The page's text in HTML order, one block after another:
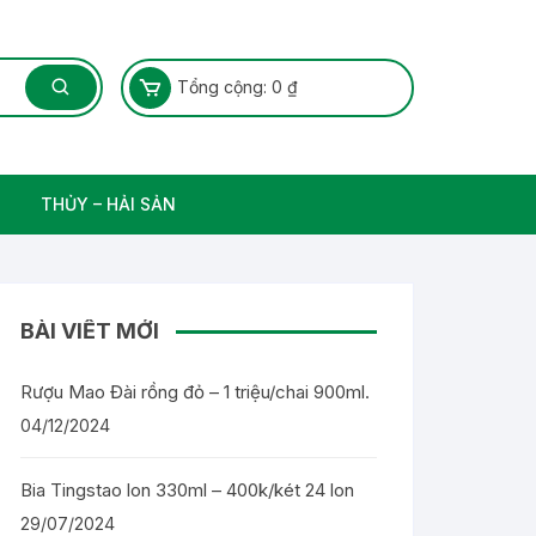
Tổng cộng: 0 ₫
THỦY – HẢI SẢN
BÀI VIẾT MỚI
Rượu Mao Đài rồng đỏ – 1 triệu/chai 900ml.
04/12/2024
Bia Tingstao lon 330ml – 400k/két 24 lon
29/07/2024